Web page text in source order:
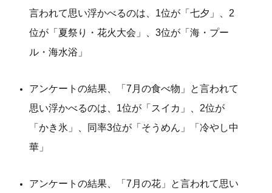
言われて思い浮かべるのは、1位が「七夕」、2
位が「夏祭り・花火大会」、3位が「海・プー
ル・海水浴」
アンケートの結果、「7月の食べ物」と言われて
思い浮かべるのは、1位が「スイカ」、2位が
「かき氷」、同率3位が「そうめん」「冷やし中
華」
アンケートの結果、「7月の花」と言われて思い